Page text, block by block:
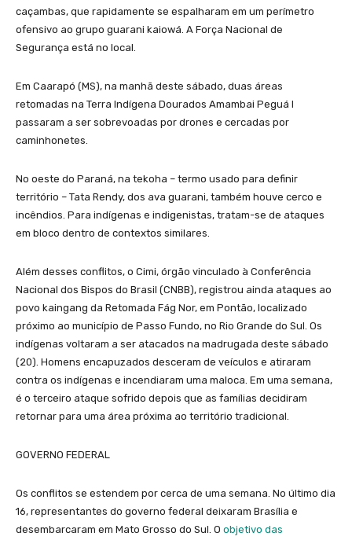
caçambas, que rapidamente se espalharam em um perímetro
ofensivo ao grupo guarani kaiowá. A Força Nacional de
Segurança está no local.
Em Caarapó (MS), na manhã deste sábado, duas áreas
retomadas na Terra Indígena Dourados Amambai Peguá I
passaram a ser sobrevoadas por drones e cercadas por
caminhonetes.
No oeste do Paraná, na tekoha – termo usado para definir
território – Tata Rendy, dos ava guarani, também houve cerco e
incêndios. Para indígenas e indigenistas, tratam-se de ataques
em bloco dentro de contextos similares.
Além desses conflitos, o Cimi, órgão vinculado à Conferência
Nacional dos Bispos do Brasil (CNBB), registrou ainda ataques ao
povo kaingang da Retomada Fág Nor, em Pontão, localizado
próximo ao município de Passo Fundo, no Rio Grande do Sul. Os
indígenas voltaram a ser atacados na madrugada deste sábado
(20). Homens encapuzados desceram de veículos e atiraram
contra os indígenas e incendiaram uma maloca. Em uma semana,
é o terceiro ataque sofrido depois que as famílias decidiram
retornar para uma área próxima ao território tradicional.
GOVERNO FEDERAL
Os conflitos se estendem por cerca de uma semana. No último dia
16, representantes do governo federal deixaram Brasília e
desembarcaram em Mato Grosso do Sul. O objetivo das